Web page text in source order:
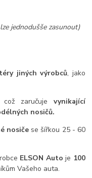
jednodušše zasunout)
jiných výrobců, jako
zaručuje vynikající
nosičů.
nosiče se šířkou 25 - 60
ELSON Autoje 100
Vašeho auta.